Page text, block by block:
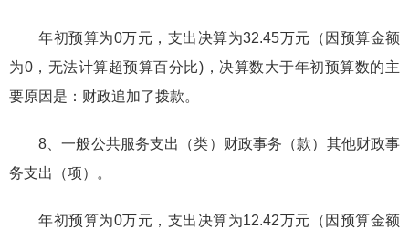
年初预算为0万元，支出决算为32.45万元（因预算金额
为0，无法计算超预算百分比)，决算数大于年初预算数的主
要原因是：财政追加了拨款。
8、一般公共服务支出（类）财政事务（款）其他财政事
务支出（项）。
年初预算为0万元，支出决算为12.42万元（因预算金额